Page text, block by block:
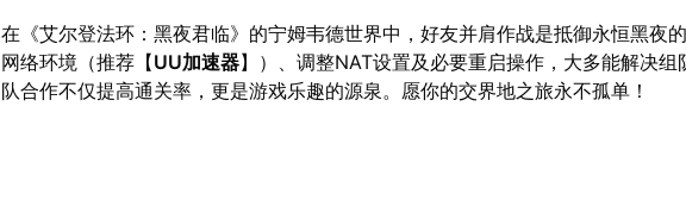
在《艾尔登法环：黑夜君临》的宁姆韦德世界中，好友并肩作战是抵御永恒黑夜
网络环境（推荐【UU加速器】）、调整NAT设置及必要重启操作，大多能解决组
队合作不仅提高通关率，更是游戏乐趣的源泉。愿你的交界地之旅永不孤单！